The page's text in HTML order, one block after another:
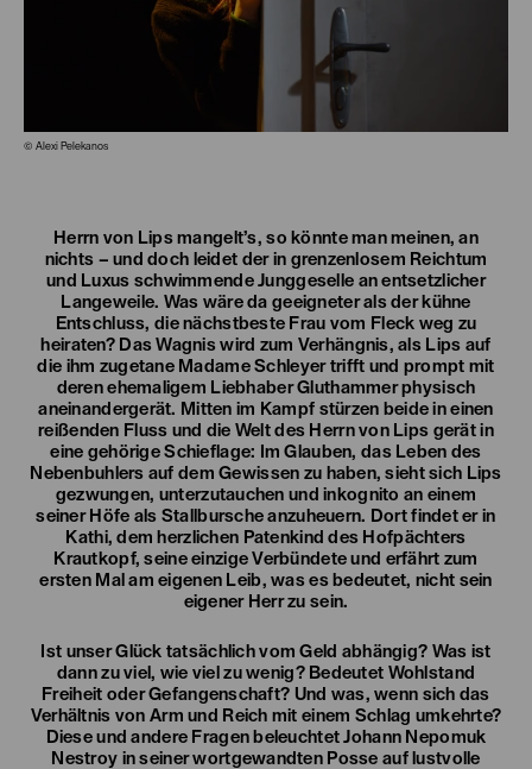
© Alexi Pelekanos
Herrn von Lips mangelt’s, so könnte man meinen, an
nichts – und doch leidet der in grenzenlosem Reichtum
und Luxus schwimmende Junggeselle an entsetzlicher
Langeweile. Was wäre da geeigneter als der kühne
Entschluss, die nächstbeste Frau vom Fleck weg zu
heiraten? Das Wagnis wird zum Verhängnis, als Lips auf
die ihm zugetane Madame Schleyer trifft und prompt mit
deren ehemaligem Liebhaber Gluthammer physisch
aneinandergerät. Mitten im Kampf stürzen beide in einen
reißenden Fluss und die Welt des Herrn von Lips gerät in
eine gehörige Schieflage: Im Glauben, das Leben des
Nebenbuhlers auf dem Gewissen zu haben, sieht sich Lips
gezwungen, unterzutauchen und inkognito an einem
seiner Höfe als Stallbursche anzuheuern. Dort findet er in
Kathi, dem herzlichen Patenkind des Hofpächters
Krautkopf, seine einzige Verbündete und erfährt zum
ersten Mal am eigenen Leib, was es bedeutet, nicht sein
eigener Herr zu sein.
Ist unser Glück tatsächlich vom Geld abhängig? Was ist
dann zu viel, wie viel zu wenig? Bedeutet Wohlstand
Freiheit oder Gefangenschaft? Und was, wenn sich das
Verhältnis von Arm und Reich mit einem Schlag umkehrte?
Diese und andere Fragen beleuchtet Johann Nepomuk
Nestroy in seiner wortgewandten Posse auf lustvolle